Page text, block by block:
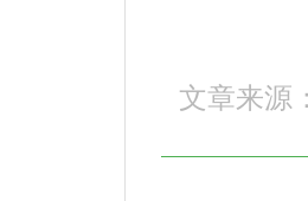
文章来源